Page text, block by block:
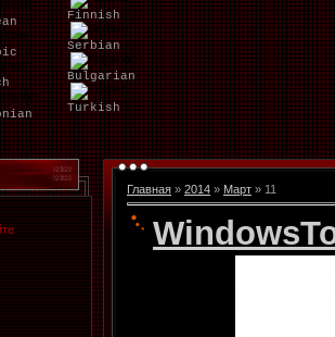
Finnish
Serbian
Bulgarian
Turkish
Главная » 2014 » Март » 11